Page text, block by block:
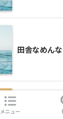
田舎なめん
【豆知識】
メニュー